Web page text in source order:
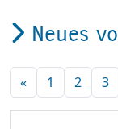
Neues
« 1 2 3